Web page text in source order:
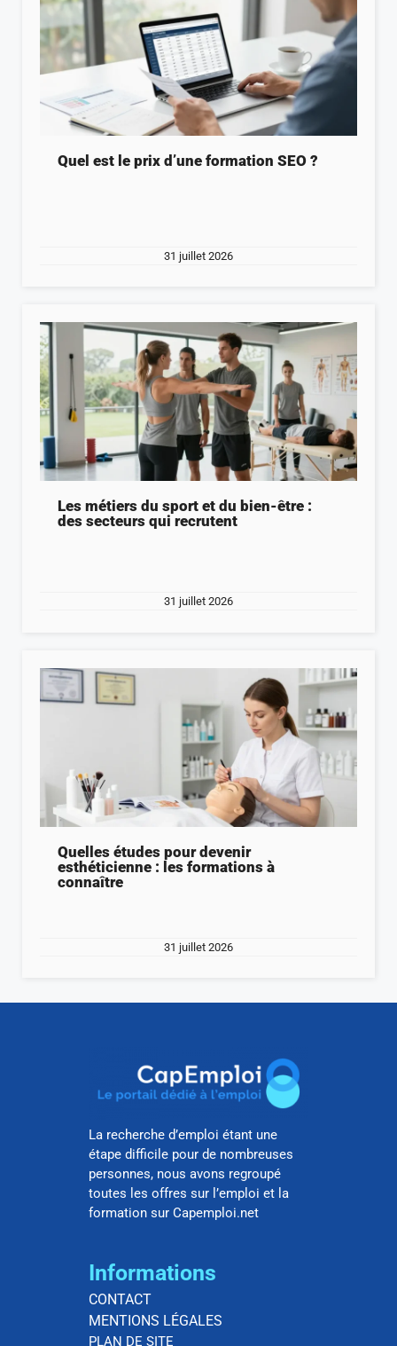
Quel est le prix d’une formation SEO ?
31 juillet 2026
Les métiers du sport et du bien-être :
des secteurs qui recrutent
31 juillet 2026
Quelles études pour devenir
esthéticienne : les formations à
connaître
31 juillet 2026
La recherche d’emploi étant une
étape difficile pour de nombreuses
personnes, nous avons regroupé
toutes les offres sur l’emploi et la
formation sur Capemploi.net
Informations
CONTACT
MENTIONS LÉGALES
PLAN DE SITE